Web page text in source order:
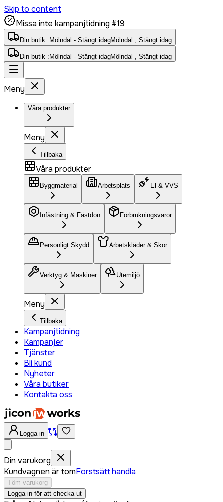
Skip to content
Missa inte kampanjtidning #19
Din butik : Mölndal - Stängt idagMölndal , Stängt idag
Din butik : Mölndal - Stängt idagMölndal , Stängt idag
Meny
Våra produkter
Meny
Tillbaka
Våra produkter
Byggmaterial Arbetsplats El & VVS
Infästning & Fästdon Förbrukningsvaror
Personligt Skydd Arbetskläder & Skor
Verktyg & Maskiner Utemiljö
Meny
Tillbaka
Kampanjtidning
Kampanjer
Tjänster
Bli kund
Nyheter
Våra butiker
Kontakta oss
Logga in
Din varukorg
Kundvagnen är tomForstsätt handla
Töm varukorg
Logga in för att checka ut